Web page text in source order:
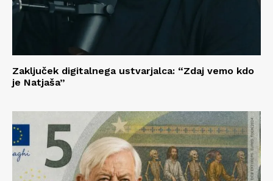
Zaključek digitalnega ustvarjalca: “Zdaj vemo kdo
je Natjaša”